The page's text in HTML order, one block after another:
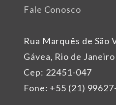
Rua Marquês de São
Gávea, Rio de Janeiro
Cep: 22451-047
Fone: +55 (21)
Fale Conosco